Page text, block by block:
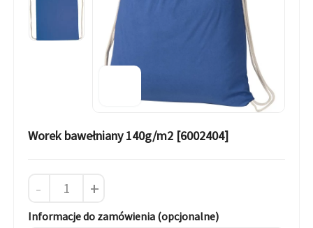
Worek bawełniany 140g/m2 [6002404]
- +
Informacje do zamówienia (opcjonalne)